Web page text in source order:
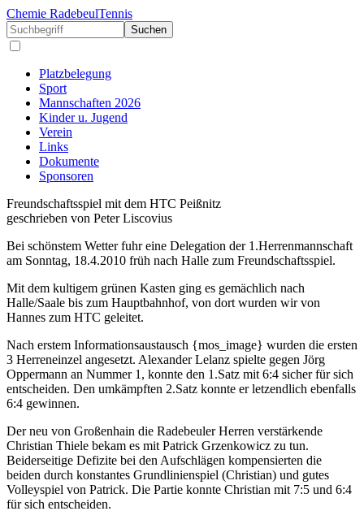
Chemie RadebeulTennis
Suchen
Platzbelegung
Sport
Mannschaften 2026
Kinder u. Jugend
Verein
Links
Dokumente
Sponsoren
Freundschaftsspiel mit dem HTC Peißnitz
geschrieben von Peter Liscovius
Bei schönstem Wetter fuhr eine Delegation der 1.Herrenmannschaft
am Sonntag, 18.4.2010 früh nach Halle zum Freundschaftsspiel.
Mit dem kultigem grünen Kasten ging es gemächlich nach
Halle/Saale bis zum Hauptbahnhof, von dort wurden wir von
Hannes zum HTC geleitet.
Nach erstem Informationsaustausch {mos_image} wurden die ersten
3 Herreneinzel angesetzt. Alexander Lelanz spielte gegen Jörg
Oppermann an Nummer 1, konnte den 1.Satz mit 6:4 sicher für sich
entscheiden. Den umkämpften 2.Satz konnte er letzendlich ebenfalls
6:4 gewinnen.
Der neu von Großenhain die Radebeuler Herren verstärkende
Christian Thiele bekam es mit Patrick Grzenkowicz zu tun.
Beiderseitige Defizite bei den Aufschlägen kompensierten die
beiden durch konstantes Grundlinienspiel (Christian) und gutes
Volleyspiel von Patrick. Die Partie konnte Christian mit 7:5 und 6:4
für sich entscheiden.